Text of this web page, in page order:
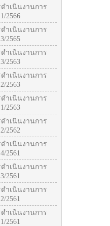
ำเนินงานการ
2566
ำเนินงานการ
2565
ำเนินงานการ
2563
ำเนินงานการ
2563
ำเนินงานการ
2563
ำเนินงานการ
2562
ำเนินงานการ
2561
ำเนินงานการ
2561
ำเนินงานการ
2561
ำเนินงานการ
2561